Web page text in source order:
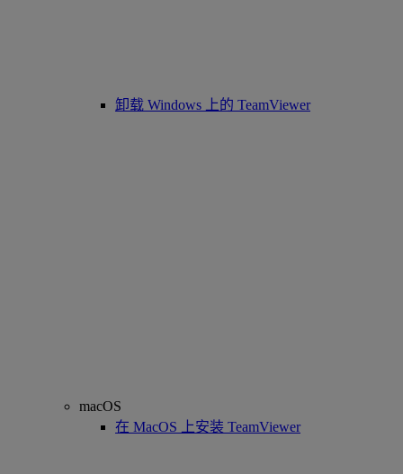
卸载 Windows 上的 TeamViewer
macOS
在 MacOS 上安装 TeamViewer